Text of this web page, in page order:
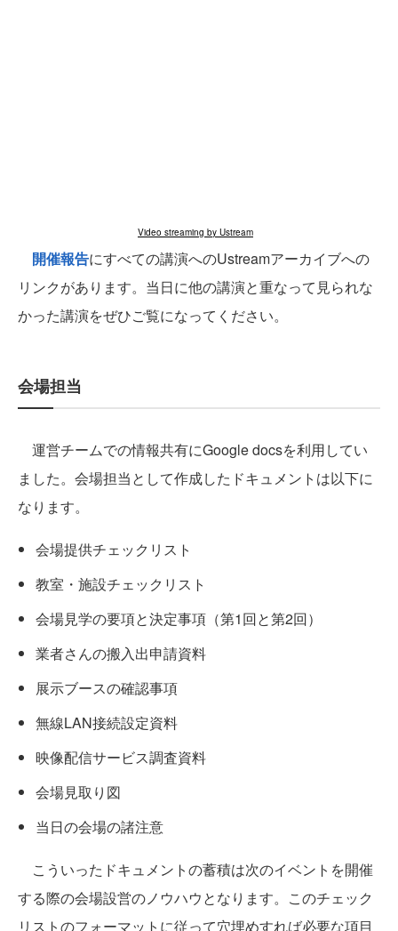
Video streaming by Ustream
開催報告にすべての講演へのUstreamアーカイブへの
リンクがあります。当日に他の講演と重なって見られな
かった講演をぜひご覧になってください。
会場担当
運営チームでの情報共有にGoogle docsを利用してい
ました。会場担当として作成したドキュメントは以下に
なります。
会場提供チェックリスト
教室・施設チェックリスト
会場見学の要項と決定事項（第1回と第2回）
業者さんの搬入出申請資料
展示ブースの確認事項
無線LAN接続設定資料
映像配信サービス調査資料
会場見取り図
当日の会場の諸注意
こういったドキュメントの蓄積は次のイベントを開催
する際の会場設営のノウハウとなります。このチェック
リストのフォーマットに従って穴埋めすれば必要な項目